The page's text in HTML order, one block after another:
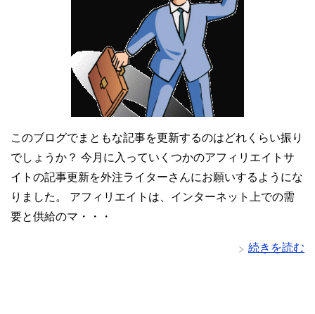
このブログでまともな記事を更新するのはどれくらい振り
でしょうか？ 今月に入っていくつかのアフィリエイトサ
イトの記事更新を外注ライターさんにお願いするようにな
りました。 アフィリエイトは、インターネット上での需
要と供給のマ・・・
続きを読む